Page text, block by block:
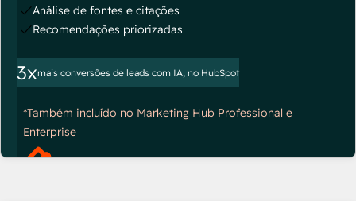
Análise de fontes e citações
Recomendações priorizadas
3xmais conversões de leads com IA, no HubSpot
*Também incluído no Marketing Hub Professional e
Enterprise